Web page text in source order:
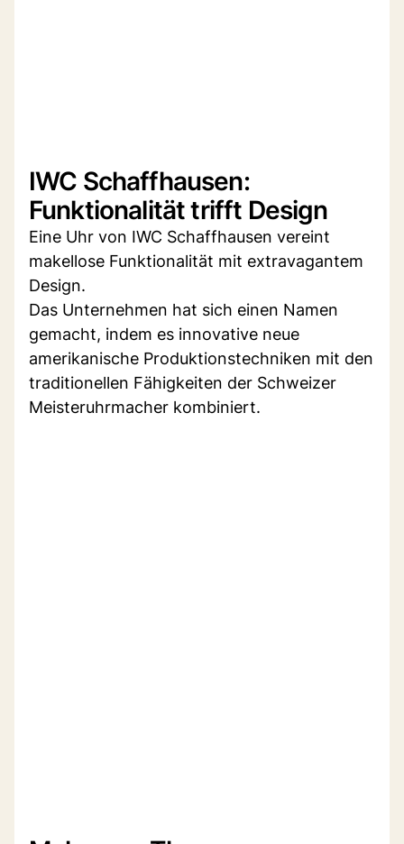
IWC Schaffhausen:
Funktionalität trifft Design
Eine Uhr von IWC Schaffhausen vereint
makellose Funktionalität mit extravagantem
Design.
Das Unternehmen hat sich einen Namen
gemacht, indem es innovative neue
amerikanische Produktionstechniken mit den
traditionellen Fähigkeiten der Schweizer
Meisteruhrmacher kombiniert.